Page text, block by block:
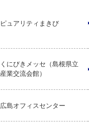
ピュアリティまきび
くにびきメッセ（島根県立
産業交流会館）
広島オフィスセンター